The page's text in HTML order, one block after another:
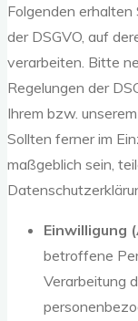
Folgenden
der DSGVO, auf
verarbeiten. Bitte
Regelungen der
Ihrem bzw.
Sollten ferner im
maßgeblich sein,
Einwilligung
betroffene
Verarbeitung